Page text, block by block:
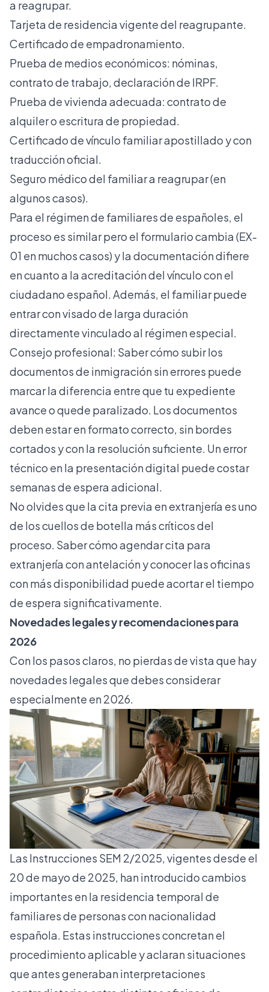
a reagrupar.
Tarjeta de residencia vigente del reagrupante.
Certificado de empadronamiento.
Prueba de medios económicos: nóminas,
contrato de trabajo, declaración de IRPF.
Prueba de vivienda adecuada: contrato de
alquiler o escritura de propiedad.
Certificado de vínculo familiar apostillado y con
traducción oficial.
Seguro médico del familiar a reagrupar (en
algunos casos).
Para el régimen de familiares de españoles, el
proceso es similar pero el formulario cambia (EX-
01 en muchos casos) y la documentación difiere
en cuanto a la acreditación del vínculo con el
ciudadano español. Además, el familiar puede
entrar con visado de larga duración
directamente vinculado al régimen especial.
Consejo profesional: Sabercómo subir los
documentos de inmigración sin errores puede
marcar la diferencia entre que tu expediente
avance o quede paralizado. Los documentos
deben estar en formato correcto, sin bordes
cortados y con la resolución suficiente. Un error
técnico en la presentación digital puede costar
semanas de espera adicional.
No olvides que la cita previa en extranjería es uno
de los cuellos de botella más críticos del
proceso. Sabercómo agendar cita para
extranjeríacon antelación y conocer las oficinas
con más disponibilidad puede acortar el tiempo
de espera significativamente.
Novedades legales y recomendaciones para
2026
Con los pasos claros, no pierdas de vista que hay
novedades legales que debes considerar
especialmente en 2026.
Las Instrucciones SEM 2/2025, vigentes desde el
20 de mayo de 2025, han introducido cambios
importantes en la residencia temporal de
familiares de personas con nacionalidad
española. Estas instrucciones concretan el
procedimiento aplicable y aclaran situaciones
que antes generaban interpretaciones